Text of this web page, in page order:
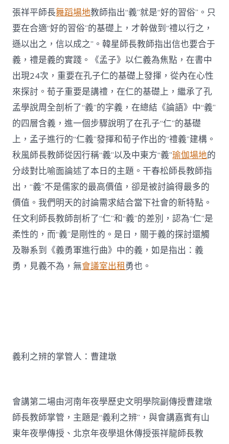
張祥平師長舞蹈場地教師指出“義”就是“好的習俗”。只
要在合適“好的習俗”的基礎上，才幹做到“禮以行之，
遜以出之，信以成之”。韓星師長教師指出信也要合于
義，禮是義的實踐。《孟子》以仁義為焦點，在書中
出現24次，重要在孔子仁的基礎上發揮，從內在心性
來探討。荀子重要是講禮，在仁的基礎上，繼承了孔
孟學說周全剖析了“義”的字義，在總結《論語》中“義”
的四層含義，進一個步驟說明了在孔子“仁”的基礎
上，孟子進行的“仁義”發揮和荀子作出的“禮義”建構。
秋風師長教師從因行稱“義”以及中東方“義”瑜伽場地的
分歧對比喻面論述了本日的主題。干春松師長教師指
出，“義”不是儒家的最高價值，卻是被討論得最多的
價值。我們明天的討論需求結合當下社會的新特點。
任文利師長教師剖析了“仁”和“義”的差別，認為“仁”是
柔性的，而“義”是剛性的。是日，關于義的探討還觸
及聯系到《義勇軍進行曲》中的義，如是指出：義
勇，見義不為，無會議室出租勇也。
義利之辨的掌管人：曹建墩
會講第二場由河南年夜學歷史文明學院副傳授曹建墩
師長教師掌管，主題是“義利之辨”，與會講嘉賓有山
東年夜學傳授、北京年夜學退休傳授張祥龍師長教